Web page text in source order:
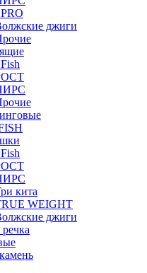
джиги
кита
WEIGHT
джиги